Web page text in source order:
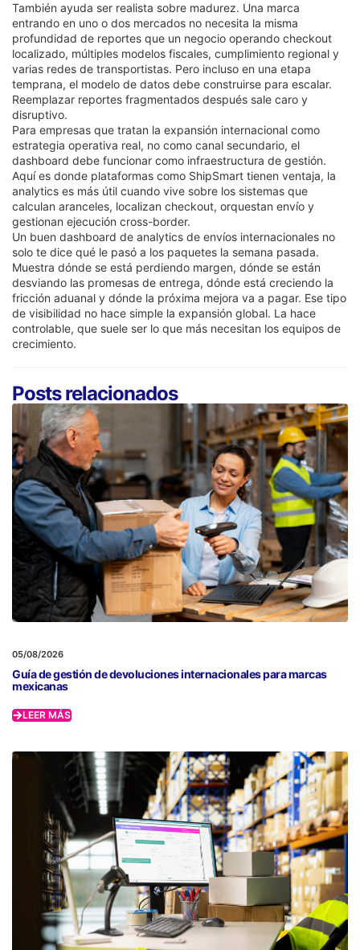
También ayuda ser realista sobre madurez. Una marca
entrando en uno o dos mercados no necesita la misma
profundidad de reportes que un negocio operando checkout
localizado, múltiples modelos fiscales, cumplimiento regional y
varias redes de transportistas. Pero incluso en una etapa
temprana, el modelo de datos debe construirse para escalar.
Reemplazar reportes fragmentados después sale caro y
disruptivo.
Para empresas que tratan la expansión internacional como
estrategia operativa real, no como canal secundario, el
dashboard debe funcionar como infraestructura de gestión.
Aquí es donde plataformas como ShipSmart tienen ventaja, la
analytics es más útil cuando vive sobre los sistemas que
calculan aranceles, localizan checkout, orquestan envío y
gestionan ejecución cross-border.
Un buen dashboard de analytics de envíos internacionales no
solo te dice qué le pasó a los paquetes la semana pasada.
Muestra dónde se está perdiendo margen, dónde se están
desviando las promesas de entrega, dónde está creciendo la
fricción aduanal y dónde la próxima mejora va a pagar. Ese tipo
de visibilidad no hace simple la expansión global. La hace
controlable, que suele ser lo que más necesitan los equipos de
crecimiento.
Posts relacionados
05/08/2026
Guía de gestión de devoluciones internacionales para marcas
mexicanas
LEER MÁS